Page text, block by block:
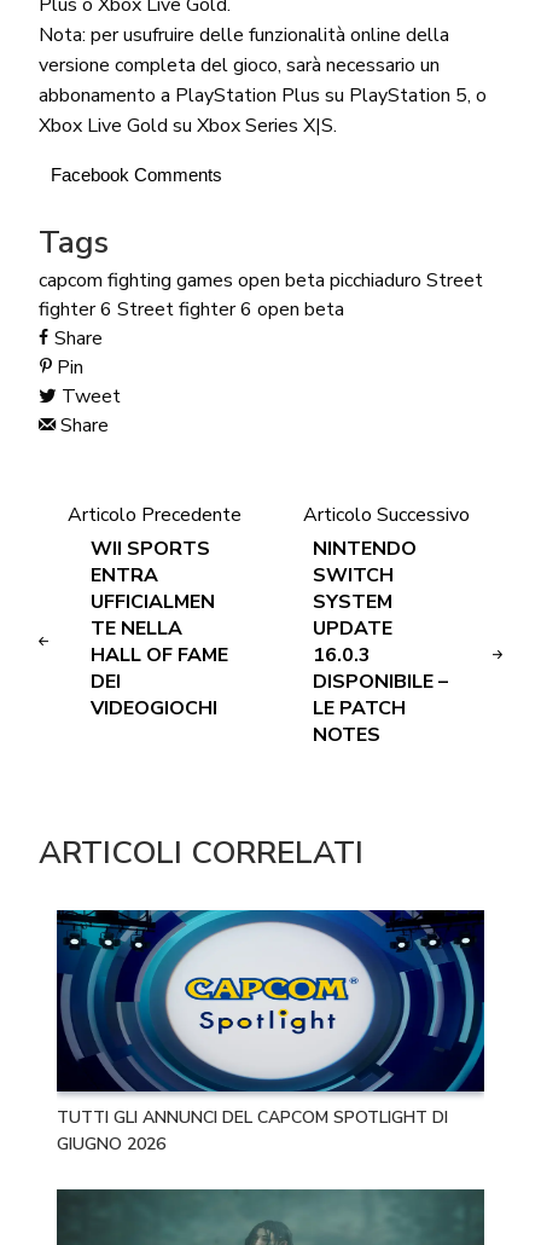
Nota: per usufruire delle funzionalità online della
versione completa del gioco, sarà necessario un
abbonamento a PlayStation Plus su PlayStation 5, o
Xbox Live Gold su Xbox Series X|S.
Facebook Comments
Tags
capcom fighting games open beta picchiaduro Street
fighter 6 Street fighter 6 open beta
Share
Pin
Tweet
Share
Articolo Precedente
WII SPORTS
ENTRA
UFFICIALMEN
TE NELLA
HALL OF FAME
DEI
VIDEOGIOCHI
Articolo Successivo
NINTENDO
SWITCH
SYSTEM
UPDATE
16.0.3
DISPONIBILE –
LE PATCH
NOTES
ARTICOLI CORRELATI
TUTTI GLI ANNUNCI DEL CAPCOM SPOTLIGHT DI
GIUGNO 2026